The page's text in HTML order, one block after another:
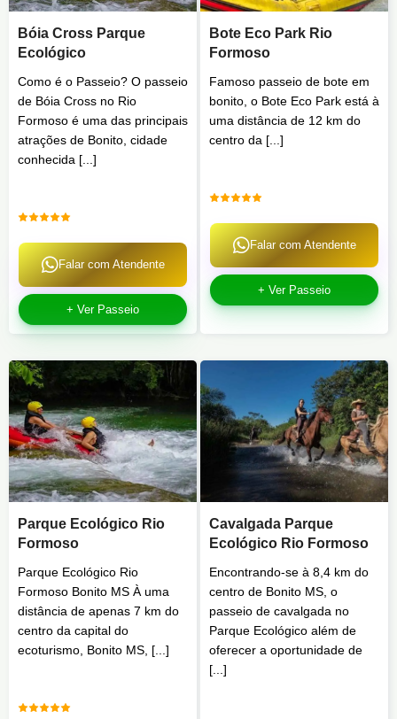
Bóia Cross Parque
Ecológico
Como é o Passeio? O passeio
de Bóia Cross no Rio
Formoso é uma das principais
atrações de Bonito, cidade
conhecida [...]
Falar com Atendente
+ Ver Passeio
Bote Eco Park Rio
Formoso
Famoso passeio de bote em
bonito, o Bote Eco Park está à
uma distância de 12 km do
centro da [...]
Falar com Atendente
+ Ver Passeio
Parque Ecológico Rio
Formoso
Parque Ecológico Rio
Formoso Bonito MS À uma
distância de apenas 7 km do
centro da capital do
ecoturismo, Bonito MS, [...]
Cavalgada Parque
Ecológico Rio Formoso
Encontrando-se à 8,4 km do
centro de Bonito MS, o
passeio de cavalgada no
Parque Ecológico além de
oferecer a oportunidade de
[...]